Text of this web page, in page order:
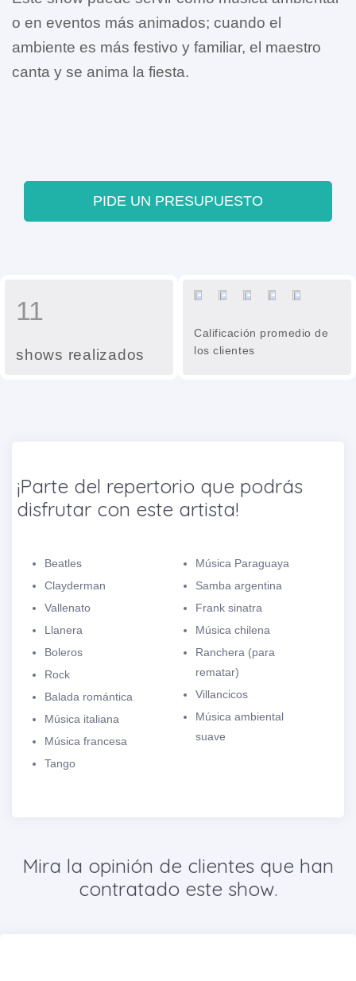
o en eventos más animados; cuando el
ambiente es más festivo y familiar, el maestro
canta y se anima la fiesta.
PIDE UN PRESUPUESTO
11
shows realizados
Calificación promedio de
los clientes
¡Parte del repertorio que podrás
disfrutar con este artista!
Beatles
Clayderman
Vallenato
Llanera
Boleros
Rock
Balada romántica
Música italiana
Música francesa
Tango
Música Paraguaya
Samba argentina
Frank sinatra
Música chilena
Ranchera (para
rematar)
Villancicos
Música ambiental
suave
Mira la opinión de clientes que han
contratado este show.